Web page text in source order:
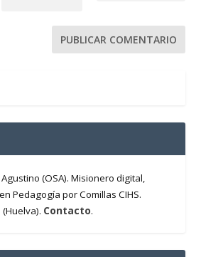
(OSA). Misionero digital,
Pedagogía por Comillas CIHS.
Contacto.